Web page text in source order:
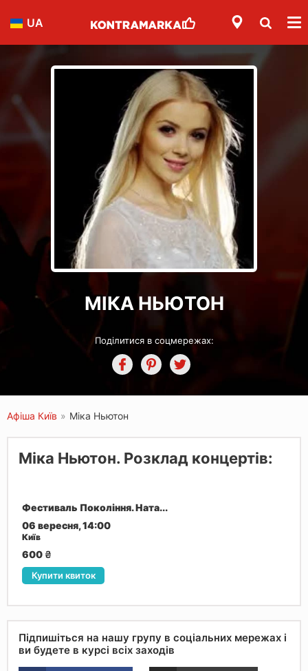
UA
МІКА НЬЮТОН
Поділитися в соцмережах:
Афіша Київ » Міка Ньютон
Міка Ньютон. Розклад концертів:
Фестиваль Покоління. Ната...
06 вересня, 14:00
Київ
600 ₴
Купити квиток
Підпишіться на нашу групу в соціальних мережах і
ви будете в курсі всіх заходів